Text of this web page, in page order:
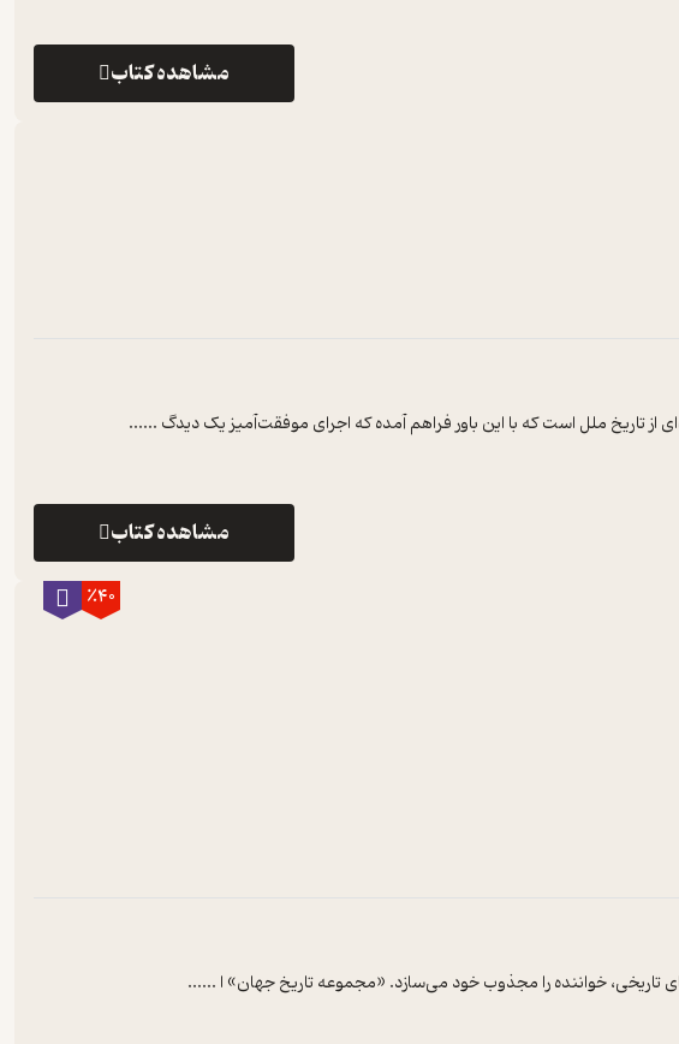
مشاهده کتاب
از تاریخ ملل است که با این باور فراهم آمده که اجرای موفقت‌آمیز یک دیدگ ......
مشاهده کتاب
٪40
خواننده‌ را مجذوب‌ خود می‌سازد. «مجموعه‌ تاریخ‌ جهان‌» ا ......